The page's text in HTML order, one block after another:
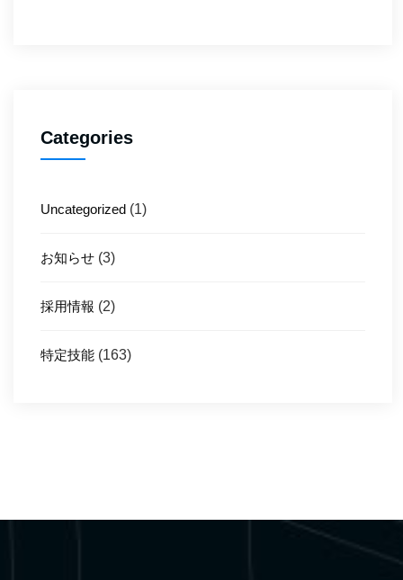
Categories
Uncategorized (1)
お知らせ (3)
採用情報 (2)
特定技能 (163)